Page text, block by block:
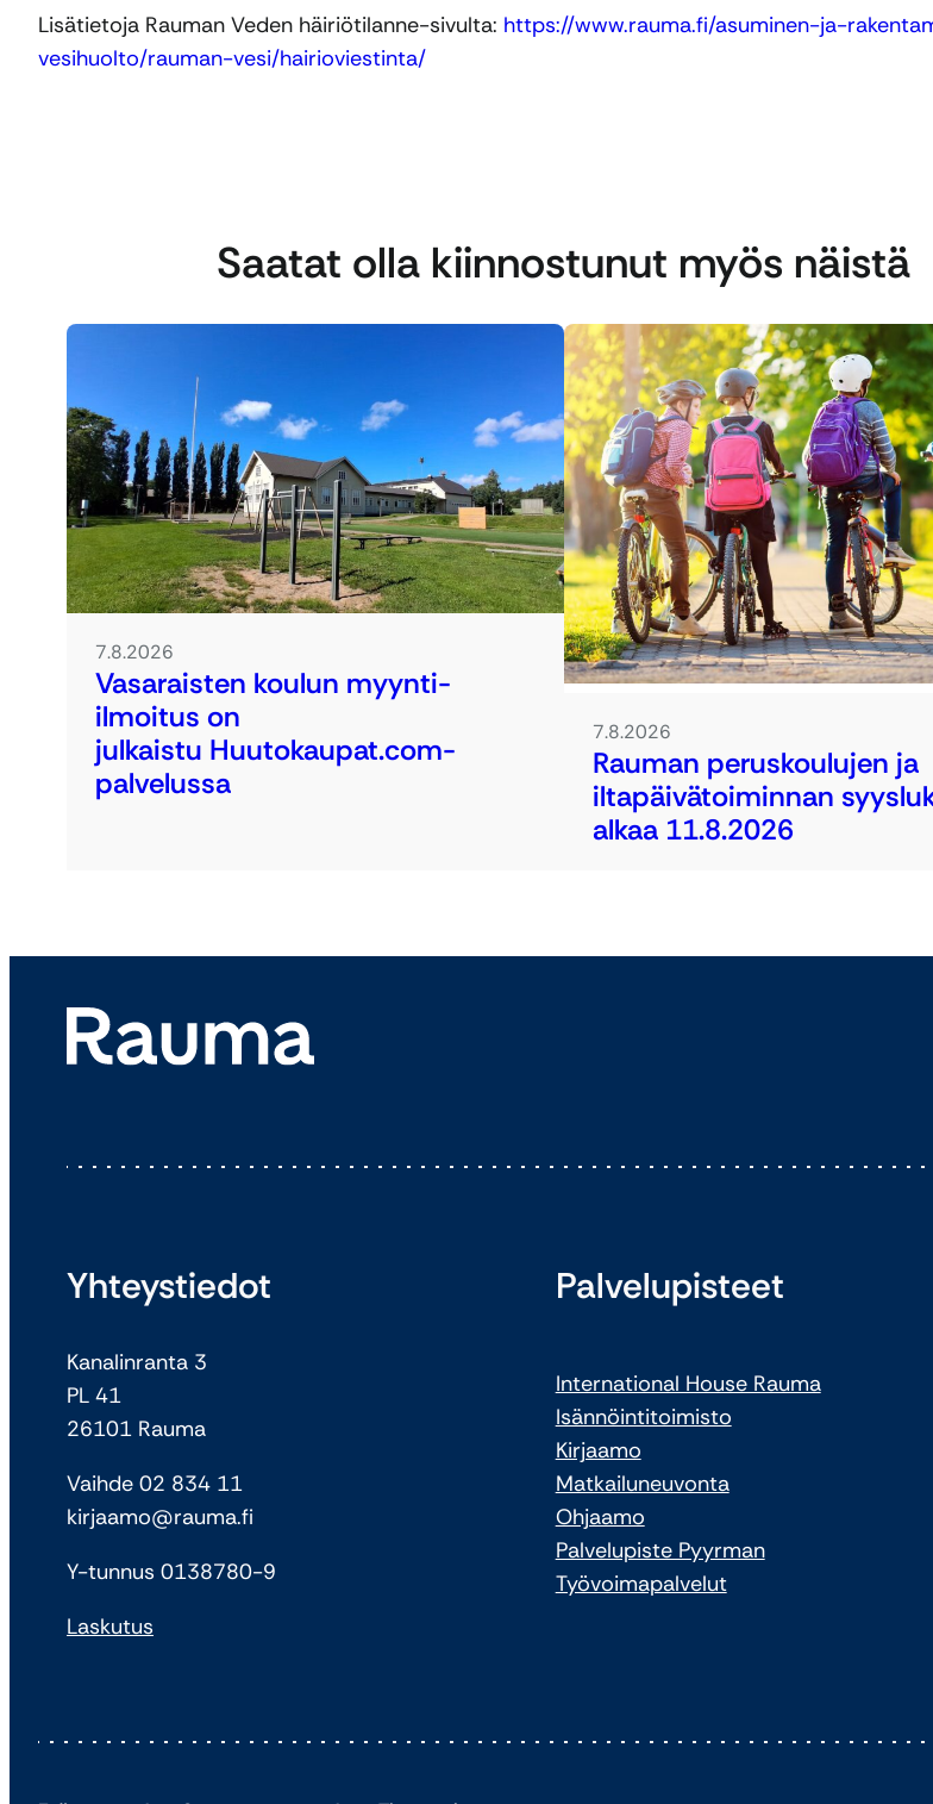
Lisätietoja Rauman Veden häiriötilanne-sivulta: https://www.rauma.fi/asuminen-ja-
vesihuolto/rauman-vesi/hairioviestinta/
Saatat olla kiinnostunut myös näistä
7.8.2026
Vasaraisten koulun myynti-
ilmoitus on
julkaistu Huutokaupat.com-
palvelussa
7.8.2026
Rauman peruskoulujen ja
iltapäivätoiminnan
alkaa 11.8.2026
Yhteystiedot
Kanalinranta 3
PL 41
26101 Rauma
Vaihde 02 834 11
kirjaamo@rauma.fi
Y-tunnus 0138780-9
Laskutus
Palvelupisteet
International House Rauma
Isännöintitoimisto
Kirjaamo
Matkailuneuvonta
Ohjaamo
Palvelupiste Pyyrman
Työvoimapalvelut